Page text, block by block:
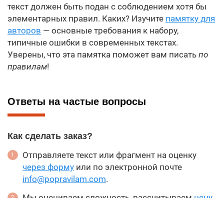
текст должен быть подан с соблюдением хотя бы
элементарных правил. Каких? Изучите памятку для
авторов — основные требования к набору,
типичные ошибки в современных текстах.
Уверены, что эта памятка поможет вам писать по
правилам!
Ответы на частые вопросы
Как сделать заказ?
Отправляете текст или фрагмент на оценку
через форму или по электронной почте
info@popravilam.com.